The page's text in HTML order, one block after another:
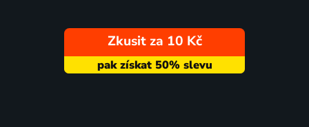
Zkusit za 10 Kč